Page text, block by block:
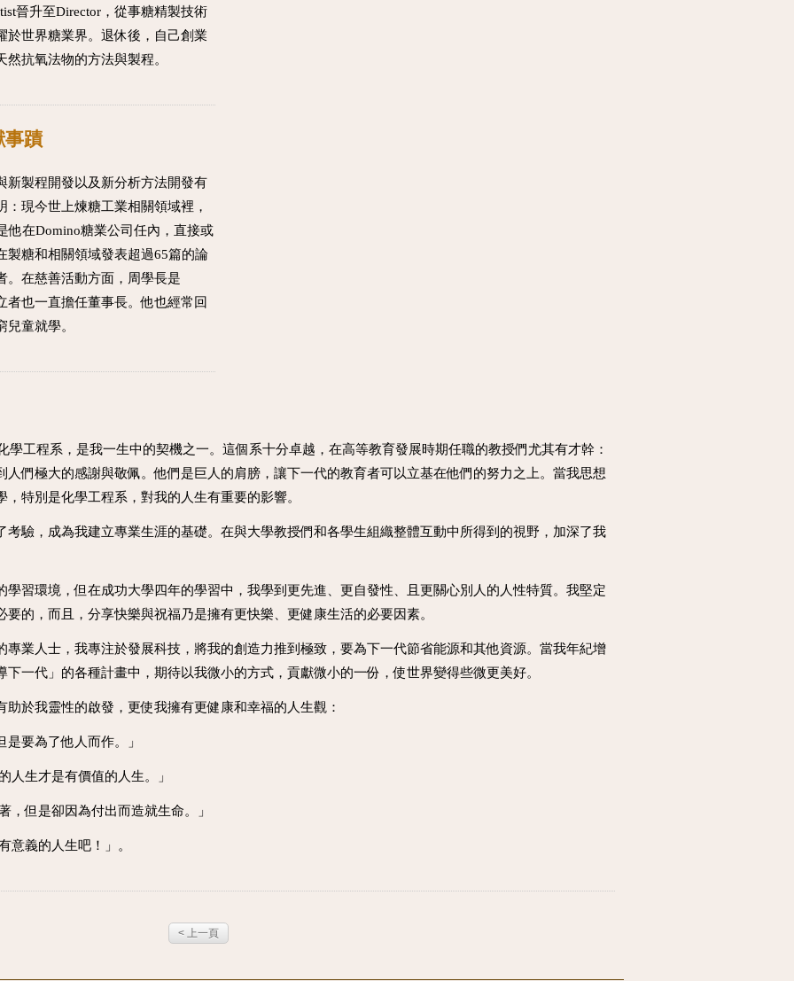
晉升至Director，從事糖精製技術
於世界糖業界。退休後，自己創業
抗氧法物的方法與製程。
事蹟
新製程開發以及新分析方法開發有
現今世上煉糖工業相關領域裡，
他在Domino糖業公司任內，直接或
製糖和相關領域發表超過65篇的論
。在慈善活動方面，周學長是
者也一直擔任董事長。他也經常回
童就學。
學工程系，是我一生中的契機之一。這個系十分卓越，在高等教育發展時期任職的教授們尤其有才幹：
們極大的感謝與敬佩。他們是巨人的肩膀，讓下一代的教育者可以立基在他們的努力之上。當我思想
特別是化學工程系，對我的人生有重要的影響。
考驗，成為我建立專業生涯的基礎。在與大學教授們和各學生組織整體互動中所得到的視野，加深了我
習環境，但在成功大學四年的學習中，我學到更先進、更自發性、且更關心別人的人性特質。我堅定
的，而且，分享快樂與祝福乃是擁有更快樂、更健康生活的必要因素。
專業人士，我專注於發展科技，將我的創造力推到極致，要為下一代節省能源和其他資源。當我年紀增
一代」的各種計畫中，期待以我微小的方式，貢獻微小的一份，使世界變得些微更美好。
於我靈性的啟發，更使我擁有更健康和幸福的人生觀：
要為了他人而作。」
人生才是有價值的人生。」
，但是卻因為付出而造就生命。」
意義的人生吧！」。
< 上一頁